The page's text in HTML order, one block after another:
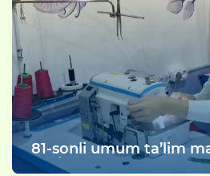
81-sonli umum ta’lim
sogʻlom kelajak